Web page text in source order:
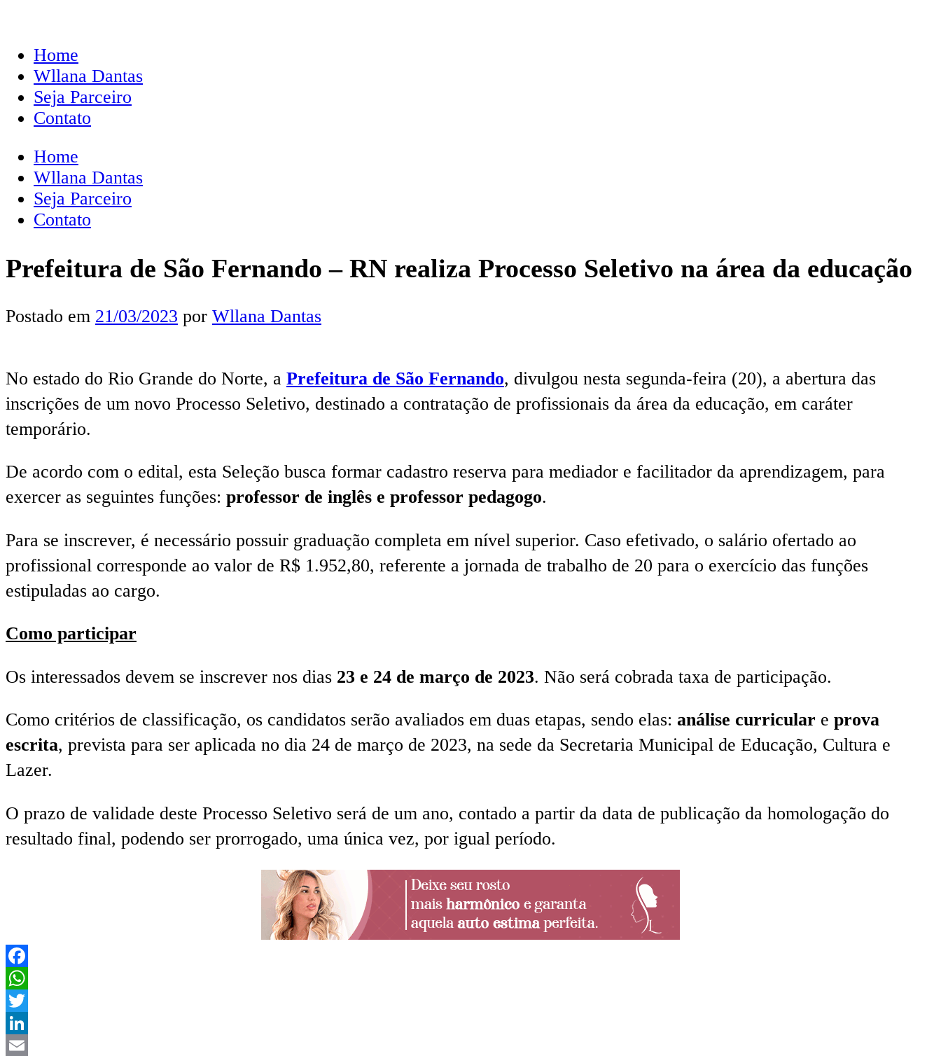
Home
Wllana Dantas
Seja Parceiro
Contato
Home
Wllana Dantas
Seja Parceiro
Contato
Prefeitura de São Fernando – RN realiza Processo Seletivo na área da educação
Postado em 21/03/2023 por Wllana Dantas
No estado do Rio Grande do Norte, a Prefeitura de São Fernando, divulgou nesta segunda-feira (20), a abertura das
inscrições de um novo Processo Seletivo, destinado a contratação de profissionais da área da educação, em caráter
temporário.
De acordo com o edital, esta Seleção busca formar cadastro reserva para mediador e facilitador da aprendizagem, para
exercer as seguintes funções: professor de inglês e professor pedagogo.
Para se inscrever, é necessário possuir graduação completa em nível superior. Caso efetivado, o salário ofertado ao
profissional corresponde ao valor de R$ 1.952,80, referente a jornada de trabalho de 20 para o exercício das funções
estipuladas ao cargo.
Como participar
Os interessados devem se inscrever nos dias 23 e 24 de março de 2023. Não será cobrada taxa de participação.
Como critérios de classificação, os candidatos serão avaliados em duas etapas, sendo elas: análise curricular e prova
escrita, prevista para ser aplicada no dia 24 de março de 2023, na sede da Secretaria Municipal de Educação, Cultura e
Lazer.
O prazo de validade deste Processo Seletivo será de um ano, contado a partir da data de publicação da homologação do
resultado final, podendo ser prorrogado, uma única vez, por igual período.
Facebook
WhatsApp
Twitter
LinkedIn